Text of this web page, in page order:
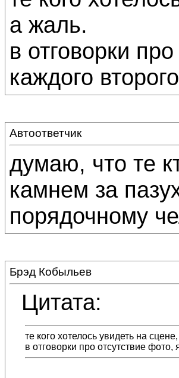
а жаль.
в отговорки
каждого
Автоответчик
думаю, что те
камнем за
порядочному
Брэд Кобыльев
Цитата:
те кого хотелось увидеть на
в отговорки про отсутствие